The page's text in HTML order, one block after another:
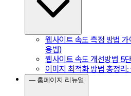
웹사이트 속도 측정 방법
용법)
웹사이트 속도 개선방법 5
이미지 최적화 방법 총정리
— 홈페이지 리뉴얼